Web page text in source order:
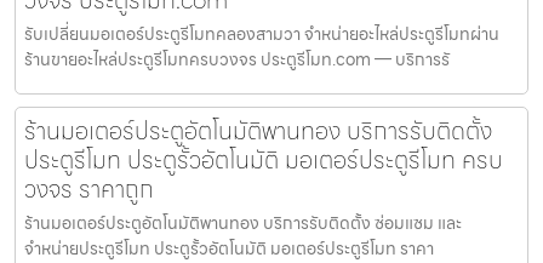
รับเปลี่ยนมอเตอร์ประตูรีโมทคลองสามวา จำหน่ายอะไหล่ประตูรีโมทผ่าน
ร้านขายอะไหล่ประตูรีโมทครบวงจร ประตูรีโมท.com — บริการรั
ร้านมอเตอร์ประตูอัตโนมัติพานทอง บริการรับติดตั้ง
ประตูรีโมท ประตูรั้วอัตโนมัติ มอเตอร์ประตูรีโมท ครบ
วงจร ราคาถูก
ร้านมอเตอร์ประตูอัตโนมัติพานทอง บริการรับติดตั้ง ซ่อมแซม และ
จำหน่ายประตูรีโมท ประตูรั้วอัตโนมัติ มอเตอร์ประตูรีโมท ราคา